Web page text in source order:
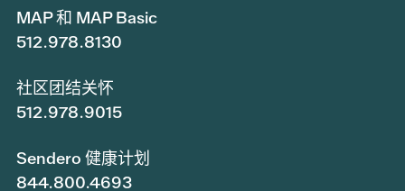
MAP 和 MAP Basic
512.978.8130
社区团结关怀
512.978.9015
Sendero 健康计划
844.800.4693